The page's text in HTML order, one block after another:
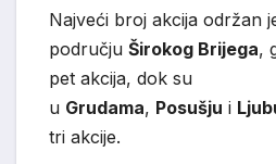
Najveći broj akcija održan
području Širokog Brijega,
pet akcija, dok su
u Grudama, Posušju i
tri akcije.